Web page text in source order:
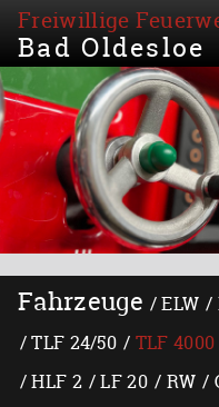
Freiwillige
Bad Oldesloe
Fahrzeuge ELW
TLF 24/50
TLF 4000
HLF 2
LF 20 RW